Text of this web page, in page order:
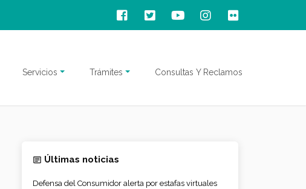
Servicios Trámites Consultas Y Reclamos
Últimas noticias
Defensa del Consumidor alerta por estafas virtuales